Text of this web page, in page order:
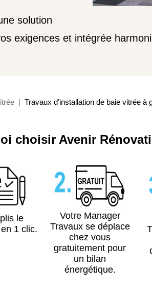
solution
exigences et intégrée
Travaux d'installation de baie vitrée à
choisir Avenir
le
1 clic.
Votre Manager
Travaux se déplace
chez vous
gratuitement pour
un bilan
énergétique.